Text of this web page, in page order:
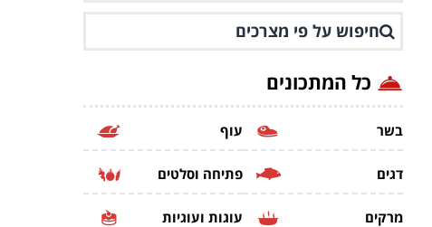
חיפוש על פי מצרכים
כל המתכונים
בשר עוף
דגים פתיחה וסלטים
מרקים עוגות ועוגיות